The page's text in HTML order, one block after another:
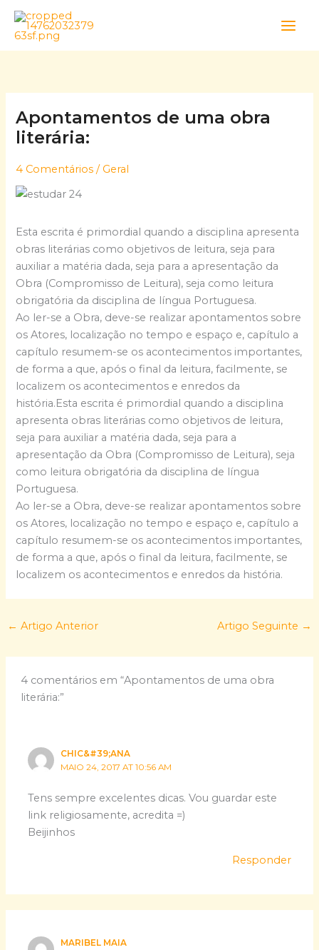
Skip
content
Apontamentos de uma obra
literária:
4 Comentários / Geral
Esta escrita é primordial quando a disciplina apresenta
obras literárias como objetivos de leitura, seja para
auxiliar a matéria dada, seja para a apresentação da
Obra (Compromisso de Leitura), seja como leitura
obrigatória da disciplina de língua Portuguesa.
Ao ler-se a Obra, deve-se realizar apontamentos sobre
os Atores, localização no tempo e espaço e, capítulo a
capítulo resumem-se os acontecimentos importantes,
de forma a que, após o final da leitura, facilmente, se
localizem os acontecimentos e enredos da
história.Esta escrita é primordial quando a disciplina
apresenta obras literárias como objetivos de leitura,
seja para auxiliar a matéria dada, seja para a
apresentação da Obra (Compromisso de Leitura), seja
como leitura obrigatória da disciplina de língua
Portuguesa.
Ao ler-se a Obra, deve-se realizar apontamentos sobre
os Atores, localização no tempo e espaço e, capítulo a
capítulo resumem-se os acontecimentos importantes,
de forma a que, após o final da leitura, facilmente, se
localizem os acontecimentos e enredos da história.
← Artigo Anterior Artigo Seguinte →
4 comentários em “Apontamentos de uma obra
literária:”
CHIC&#39;ANA
MAIO 24, 2017 AT 10:56 AM
Tens sempre excelentes dicas. Vou guardar este
link religiosamente, acredita =)
Beijinhos
Responder
MARIBEL MAIA